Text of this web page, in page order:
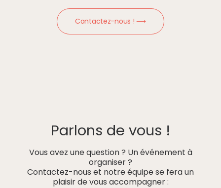
Contactez-nous ! ⟶
Parlons de vous !
Vous avez une question ? Un événement à
organiser ?
Contactez-nous et notre équipe se fera un
plaisir de vous accompagner :